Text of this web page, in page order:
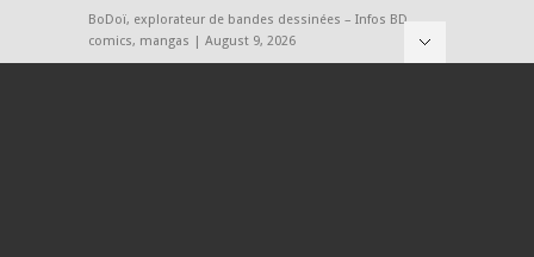
BoDoï, explorateur de bandes dessinées – Infos BD,
comics, mangas | August 9, 2026